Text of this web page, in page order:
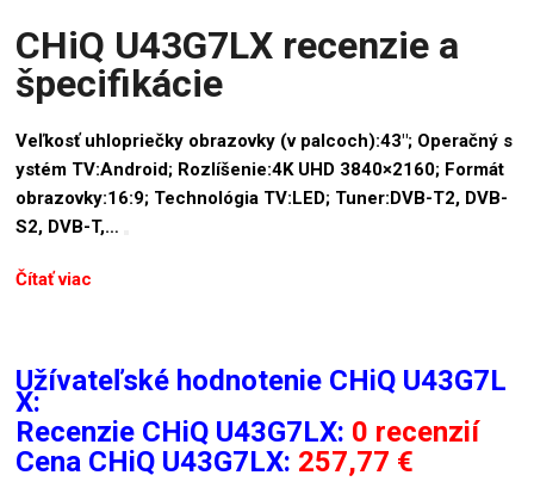
CHiQ U43G7LX recenzie a
špecifikácie
Veľkosť uhlopriečky obrazovky (v palcoch):43″; Operačný s
ystém TV:Android; Rozlíšenie:4K UHD 3840×2160; Formát
obrazovky:16:9; Technológia TV:LED; Tuner:DVB-T2, DVB-
S2, DVB-T,…
Čítať viac
Užívateľské hodnotenie CHiQ U43G7L
X:
Recenzie CHiQ U43G7LX: 0 recenzií
Cena CHiQ U43G7LX: 257,77 €